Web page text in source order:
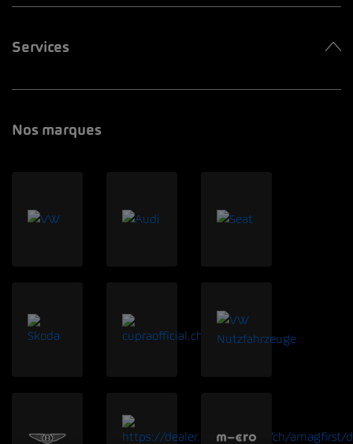
Services
Nos marques